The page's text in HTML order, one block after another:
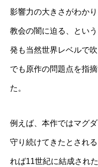
影響力の大きさがわか
教会の闇に迫る、とい
発も当然世界レベルで
でも原作の問題点を指
た。
例えば、本作ではマグ
守り続けてきたとされ
れば11世紀に結成され